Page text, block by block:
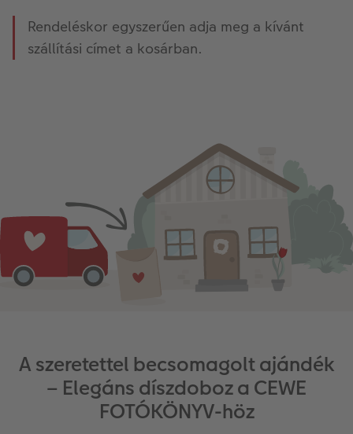
Rendeléskor egyszerűen adja meg a kívánt
szállítási címet a kosárban.
A szeretettel becsomagolt ajándék
– Elegáns díszdoboz a CEWE
FOTÓKÖNYV-höz